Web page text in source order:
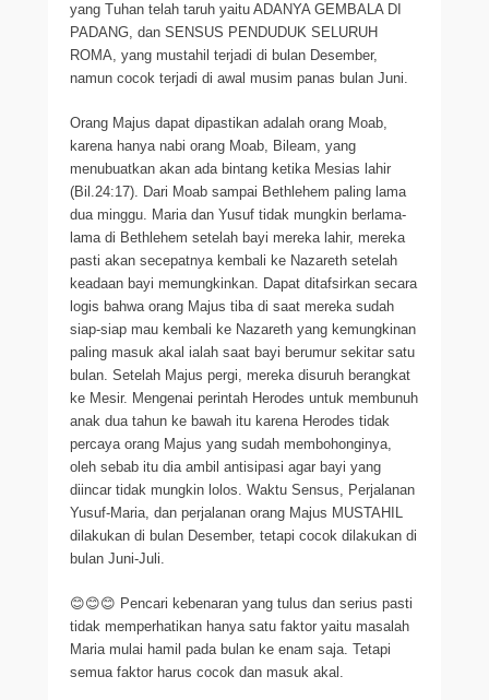
yang Tuhan telah taruh yaitu ADANYA GEMBALA DI
PADANG, dan SENSUS PENDUDUK SELURUH
ROMA, yang mustahil terjadi di bulan Desember,
namun cocok terjadi di awal musim panas bulan Juni.
Orang Majus dapat dipastikan adalah orang Moab,
karena hanya nabi orang Moab, Bileam, yang
menubuatkan akan ada bintang ketika Mesias lahir
(Bil.24:17). Dari Moab sampai Bethlehem paling lama
dua minggu. Maria dan Yusuf tidak mungkin berlama-
lama di Bethlehem setelah bayi mereka lahir, mereka
pasti akan secepatnya kembali ke Nazareth setelah
keadaan bayi memungkinkan. Dapat ditafsirkan secara
logis bahwa orang Majus tiba di saat mereka sudah
siap-siap mau kembali ke Nazareth yang kemungkinan
paling masuk akal ialah saat bayi berumur sekitar satu
bulan. Setelah Majus pergi, mereka disuruh berangkat
ke Mesir. Mengenai perintah Herodes untuk membunuh
anak dua tahun ke bawah itu karena Herodes tidak
percaya orang Majus yang sudah membohonginya,
oleh sebab itu dia ambil antisipasi agar bayi yang
diincar tidak mungkin lolos. Waktu Sensus, Perjalanan
Yusuf-Maria, dan perjalanan orang Majus MUSTAHIL
dilakukan di bulan Desember, tetapi cocok dilakukan di
bulan Juni-Juli.
😊😊😊 Pencari kebenaran yang tulus dan serius pasti
tidak memperhatikan hanya satu faktor yaitu masalah
Maria mulai hamil pada bulan ke enam saja. Tetapi
semua faktor harus cocok dan masuk akal.